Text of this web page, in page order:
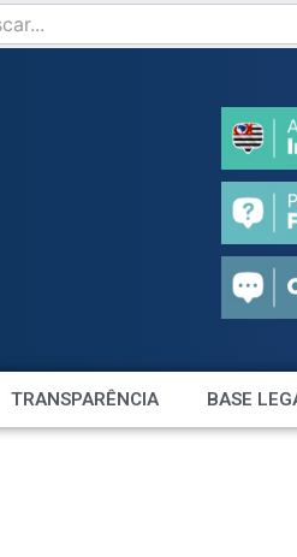
TRANSPARÊNCIA BASE